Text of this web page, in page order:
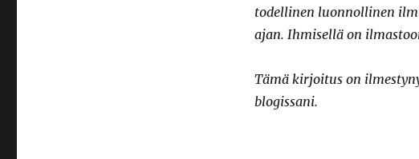
todellinen luonnollinen
ajan. Ihmisellä on
Tämä kirjoitus on
blogissani.